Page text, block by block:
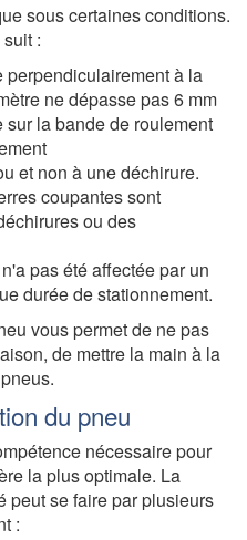
sous certaines conditions.
:
perpendiculairement à la
ne dépasse pas 6 mm
la bande de roulement
et non à une déchirure.
coupantes sont
ou des
pas été affectée par un
durée de stationnement.
vous permet de ne pas
de mettre la main à la
du pneu
nécessaire pour
la plus optimale. La
peut se faire par plusieurs
: